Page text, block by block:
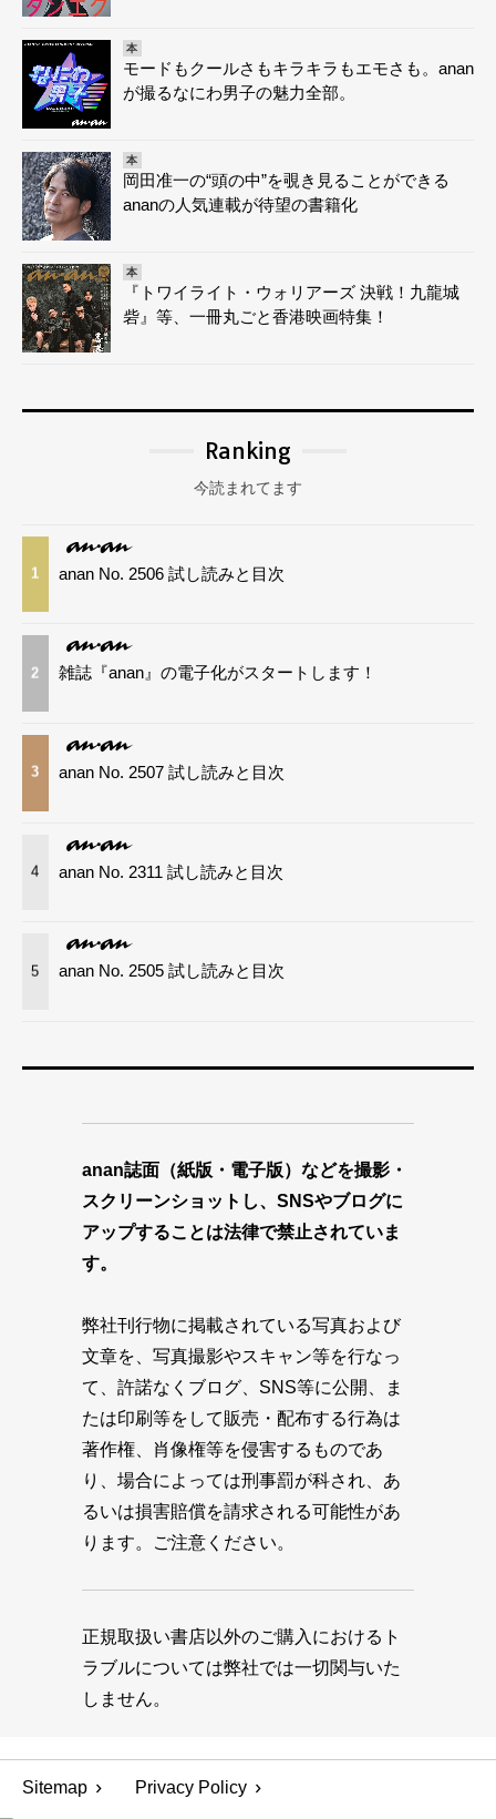
本
モードもクールさもキラキラもエモさも。anan
が撮るなにわ男子の魅力全部。
本
岡田准一の“頭の中”を覗き見ることができる
ananの人気連載が待望の書籍化
本
『トワイライト・ウォリアーズ 決戦！九龍城
砦』等、一冊丸ごと香港映画特集！
Ranking
今読まれてます
1 anan No. 2506 試し読みと目次
2 雑誌『anan』の電子化がスタートします！
3 anan No. 2507 試し読みと目次
4 anan No. 2311 試し読みと目次
5 anan No. 2505 試し読みと目次
anan誌面（紙版・電子版）などを撮影・
スクリーンショットし、SNSやブログに
アップすることは法律で禁止されていま
す。
弊社刊行物に掲載されている写真および
文章を、写真撮影やスキャン等を行なっ
て、許諾なくブログ、SNS等に公開、ま
たは印刷等をして販売・配布する行為は
著作権、肖像権等を侵害するものであ
り、場合によっては刑事罰が科され、あ
るいは損害賠償を請求される可能性があ
ります。ご注意ください。
正規取扱い書店以外のご購入におけるト
ラブルについては弊社では一切関与いた
しません。
Sitemap Privacy Policy